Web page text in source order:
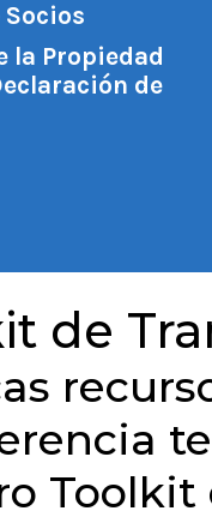
Socios
la Propiedad
de
de
Toolkit